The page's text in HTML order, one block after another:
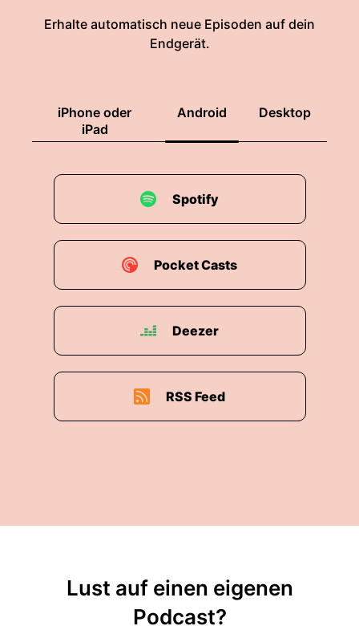
Erhalte automatisch neue Episoden auf dein
Endgerät.
iPhone oder
iPad
Android Desktop
Spotify
Pocket Casts
Deezer
RSS Feed
Lust auf einen eigenen
Podcast?